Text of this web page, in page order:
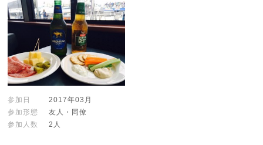
参加日
2017年03月
参加形態
友人・同僚
参加人数
2人